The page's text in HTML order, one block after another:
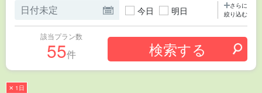
今日 明日
さらに
絞り込む
該当プラン数
55件
✕ 1日